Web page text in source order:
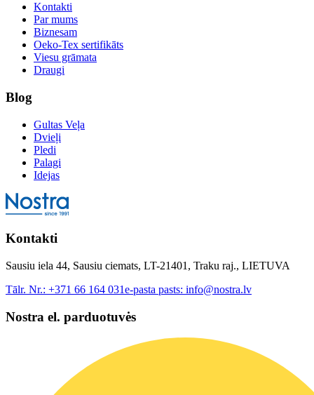
Kontakti
Par mums
Biznesam
Oeko-Tex sertifikāts
Viesu grāmata
Draugi
Blog
Gultas Veļa
Dvieļi
Pledi
Palagi
Idejas
Kontakti
Sausiu iela 44, Sausiu ciemats, LT-21401, Traku raj., LIETUVA
Tālr. Nr.: +371 66 164 031e-pasta pasts: info@nostra.lv
Nostra el. parduotuvės